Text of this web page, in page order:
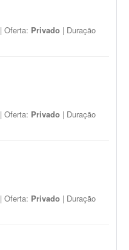
| Oferta: Privado | Duração
| Oferta: Privado | Duração
| Oferta: Privado | Duração